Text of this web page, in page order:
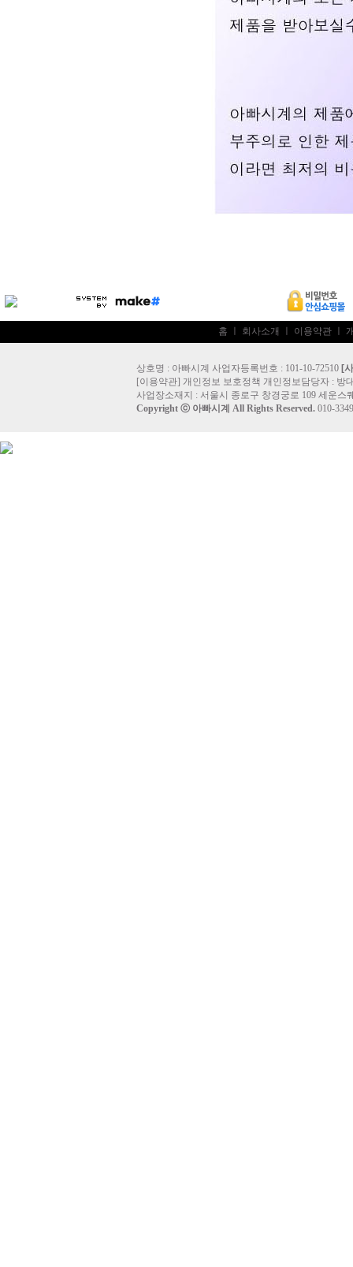
홈 회사소개 이용약관
상호명 : 아빠시계 사업자등록번호 : 101-10-72510 [
[이용약관] 개인정보 보호정책 개인정보담당자 : 방
사업장소재지 : 서울시 종로구 창경궁로 109 세운스
Copyright ⓒ 아빠시계 All Rights Reserved. 010-